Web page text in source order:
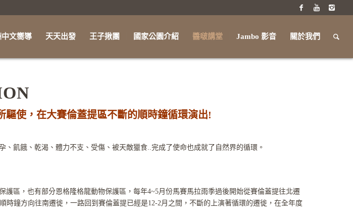
中文嚮導 天天出發 王子揪團 國家公園介紹 醬啵講堂 Jambo 影音 關於我們
使，在大賽倫蓋提區不斷的順時鐘循環演出!
飢餓、乾渴、體力不支、受傷、被天敵獵食..完成了使命也成就了自然界的循環。
區，也有部分恩格隆格龍動物保護區，每年4~5月份馬賽馬拉雨季過後開始從賽倫蓋提往北遷
鐘方向往南遷徙，一路回到賽倫蓋提已經是12-2月之間，不斷的上演著循環的遷徙，在全年度